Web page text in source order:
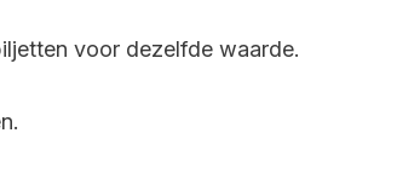
voor dezelfde waarde.